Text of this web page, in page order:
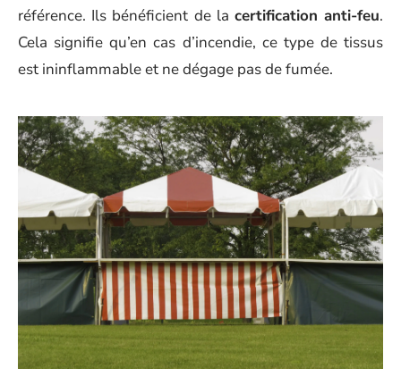
référence. Ils bénéficient de la certification anti-feu.
Cela signifie qu’en cas d’incendie, ce type de tissus
est ininflammable et ne dégage pas de fumée.